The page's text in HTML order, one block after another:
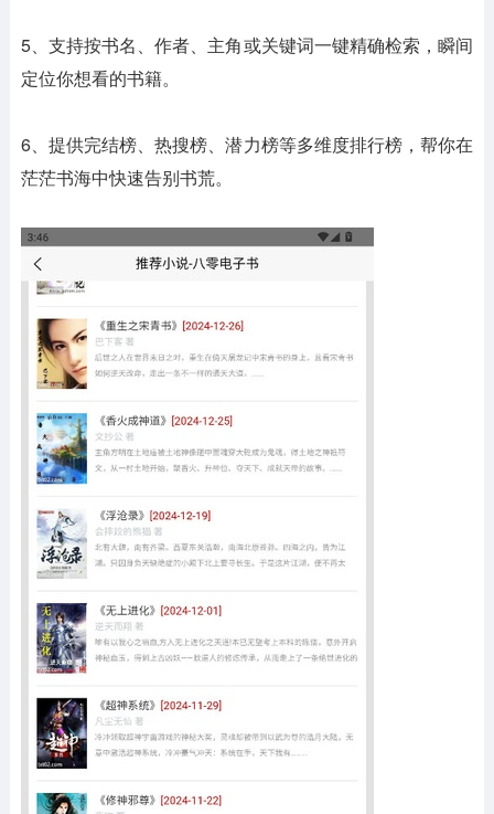
5、支持按书名、作者、主角或关键词一键精确检索，瞬间
定位你想看的书籍。
6、提供完结榜、热搜榜、潜力榜等多维度排行榜，帮你在
茫茫书海中快速告别书荒。